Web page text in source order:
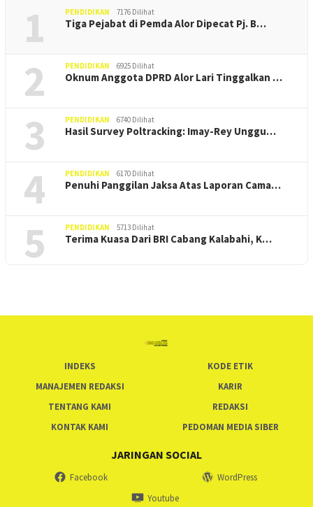
1 PENDIDIKAN 7176 Dilihat
Tiga Pejabat di Pemda Alor Dipecat Pj. B…
2 PENDIDIKAN 6925 Dilihat
Oknum Anggota DPRD Alor Lari Tinggalkan …
3 PENDIDIKAN 6740 Dilihat
Hasil Survey Poltracking: Imay-Rey Unggu…
4 PENDIDIKAN 6170 Dilihat
Penuhi Panggilan Jaksa Atas Laporan Cama…
5 PENDIDIKAN 5713 Dilihat
Terima Kuasa Dari BRI Cabang Kalabahi, K…
INDEKS
KODE ETIK
MANAJEMEN REDAKSI
KARIR
TENTANG KAMI
REDAKSI
KONTAK KAMI
PEDOMAN MEDIA SIBER
JARINGAN SOCIAL
Facebook
WordPress
Youtube